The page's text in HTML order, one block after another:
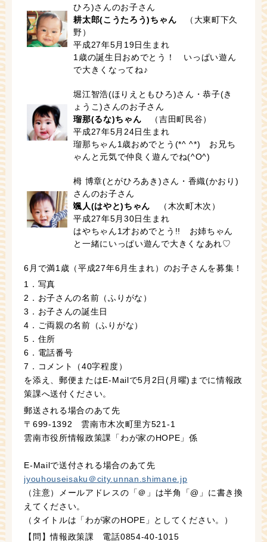
ひろ)さんのお子さん
耕太郎(こうたろう)ちゃん （大東町下久
野）
平成27年5月19日生まれ
1歳の誕生日おめでとう！ いっぱい遊ん
で大きくなってね♪
堀江智浩(ほりえともひろ)さん・恭子(き
ょうこ)さんのお子さん
瑠那(るな)ちゃん （吉田町民谷）
平成27年5月24日生まれ
瑠那ちゃん1歳おめでとう(*^ ^*) お兄ち
ゃんと元気で仲良く遊んでね(^O^)
栂 博章(とがひろあき)さん・香織(かおり)
さんのお子さん
颯人(はやと)ちゃん （木次町木次）
平成27年5月30日生まれ
はやちゃん1才おめでとう!! お姉ちゃん
と一緒にいっぱい遊んで大きくなあれ♡
6月で満1歳（平成27年6月生まれ）のお子さんを募集！
1．写真
2．お子さんの名前（ふりがな）
3．お子さんの誕生日
4．ご両親の名前（ふりがな）
5．住所
6．電話番号
7．コメント（40字程度）
を添え、郵便またはE-Mailで5月2日(月曜)までに情報政
策課へ送付ください。
郵送される場合のあて先
〒699-1392 雲南市木次町里方521-1
雲南市役所情報政策課「わが家のHOPE」係
E-Mailで送付される場合のあて先
jyouhouseisaku＠city.unnan.shimane.jp
（注意）メールアドレスの「＠」は半角「@」に書き換
えてください。
（タイトルは「わが家のHOPE」としてください。）
【問】情報政策課 電話0854-40-1015